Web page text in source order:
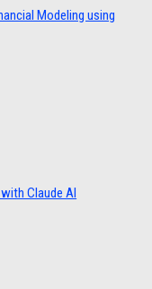
Modeling using
Claude AI